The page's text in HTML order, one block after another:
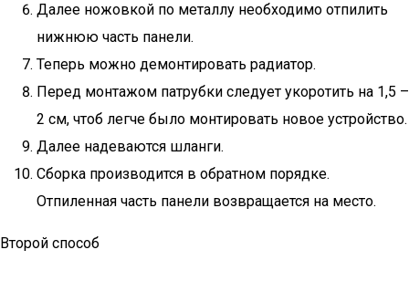
Далее ножовкой по металлу необходимо отпилить
нижнюю часть панели.
Теперь можно демонтировать радиатор.
Перед монтажом патрубки следует укоротить на 1,5 –
2 см, чтоб легче было монтировать новое устройство.
Далее надеваются шланги.
Сборка производится в обратном порядке.
Отпиленная часть панели возвращается на место.
Второй способ